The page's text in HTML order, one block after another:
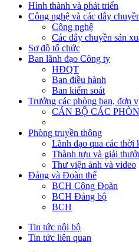
Hình thành và phát triển
Công nghệ và các dây
Công nghệ
Các dây chuyền sản
Sơ đồ tổ chức
Ban lãnh đạo Công ty
HĐQT
Ban điều hành
Ban kiểm soát
Trưởng các phòng ban, đơn
CÁN BỘ CÁC
Phòng truyền thông
Lãnh đạo qua các thời
Thành tựu và giải
Thư viện ảnh và video
Đảng và Đoàn thể
BCH Công Đoàn
BCH Đảng bộ
BCH
Tin tức nội bộ
Tin tức liên quan